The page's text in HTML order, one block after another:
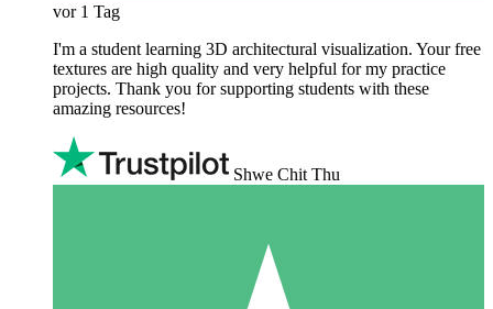
vor 1 Tag
I'm a student learning 3D architectural visualization. Your free
textures are high quality and very helpful for my practice
projects. Thank you for supporting students with these
amazing resources!
Shwe Chit Thu